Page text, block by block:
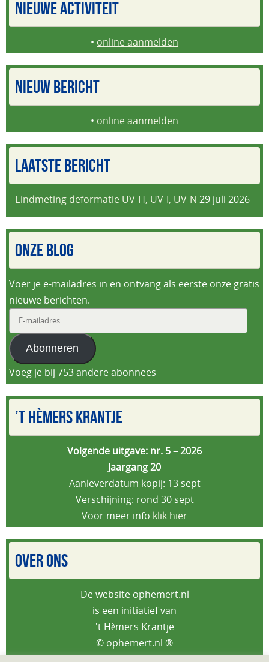
NIEUWE ACTIVITEIT
• online aanmelden
NIEUW BERICHT
• online aanmelden
LAATSTE BERICHT
Eindmeting deformatie UV-H, UV-I, UV-N 29 juli 2026
ONZE BLOG
Voer je e-mailadres in en ontvang als eerste onze gratis
nieuwe berichten.
mailadres
Abonneren
Voeg je bij 753 andere abonnees
’T HÈMERS KRANTJE
Volgende uitgave: nr. 5 – 2026
Jaargang 20
Aanleverdatum kopij: 13 sept
Verschijning: rond 30 sept
Voor meer info klik hier
OVER ONS
De website ophemert.nl
is een initiatief van
't Hèmers Krantje
© ophemert.nl ®
Privacybeleid